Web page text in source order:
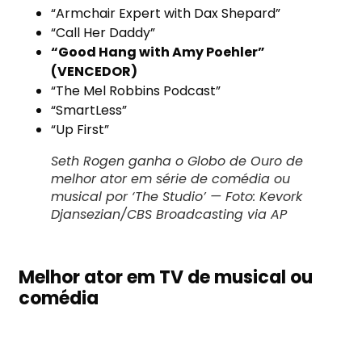
“Armchair Expert with Dax Shepard”
“Call Her Daddy”
“Good Hang with Amy Poehler”
(VENCEDOR)
“The Mel Robbins Podcast”
“SmartLess”
“Up First”
Seth Rogen ganha o Globo de Ouro de
melhor ator em série de comédia ou
musical por ‘The Studio’ — Foto: Kevork
Djansezian/CBS Broadcasting via AP
Melhor ator em TV de musical ou
comédia